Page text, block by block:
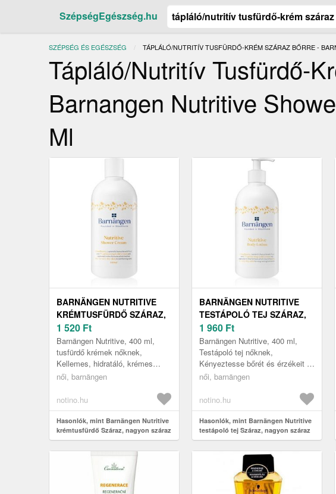
SzépségEgészség.hu
SZÉPSÉG ÉS EGÉSZSÉG JELENLEGI:
TÁPLÁLÓ/NUTRITÍV TUSFÜRDŐ-KRÉM SZÁRAZ BŐRRE -
Tápláló/Nutritív Tusfürdő-
Barnangen Nutritive
Ml
BARNÄNGEN NUTRITIVE
KRÉMTUSFÜRDŐ SZÁRAZ,
NAGYON SZÁRAZ BŐRRE
400 ML
1 520 Ft
Barnängen Nutritive, 400 ml,
tusfürdő krémek nőknek,
Kellemes, hidratáló, krémes
állagú tusfürdő amely
Barnängen Nu...
női, barnängen
notino.hu
Hasonlók, mint Barnängen Nutritive
krémtusfürdő Száraz, nagyon száraz
bőrre 400 ml
BARNÄNGEN NUTRITIVE
TESTÁPOLÓ TEJ SZÁRAZ,
NAGYON SZÁRAZ BŐRRE
400 ML
1 960 Ft
Barnängen Nutritive, 400 ml,
Testápoló tej nőknek,
Kényeztesse bőrét és érzékeit a
Barnängen Nutritive testápoló
száraz...
női, barnängen
notino.hu
Hasonlók, mint Barnängen Nutritive
testápoló tej Száraz, nagyon száraz
bőrre 400 ml